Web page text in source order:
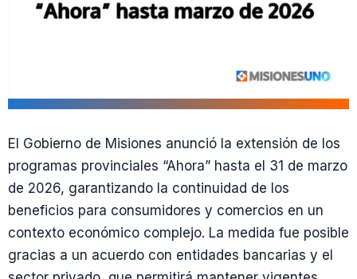
El Gobierno de Misiones anunció la extensión de los
programas provinciales “Ahora” hasta el 31 de marzo
de 2026, garantizando la continuidad de los
beneficios para consumidores y comercios en un
contexto económico complejo. La medida fue posible
gracias a un acuerdo con entidades bancarias y el